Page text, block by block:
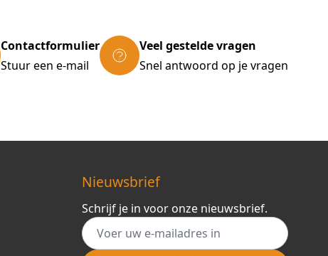
Contactformulier
Stuur een e-mail
Veel gestelde vragen
Snel antwoord op je vragen
Nieuwsbrief
Schrijf je in voor onze nieuwsbrief.
E-mail adres